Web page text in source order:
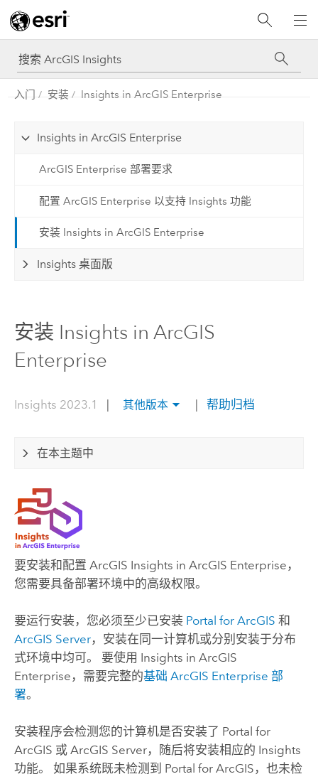
入门 安装 Insights in ArcGIS Enterprise
Insights in ArcGIS Enterprise
ArcGIS Enterprise 部署要求
配置 ArcGIS Enterprise 以支持 Insights 功能
安装 Insights in ArcGIS Enterprise
Insights 桌面版
安装 Insights in ArcGIS
Enterprise
Insights 2023.1 其他版本 帮助归档
在本主题中
要安装和配置 ArcGIS Insights in ArcGIS Enterprise ，
您需要具备部署环境中的高级权限。
要运行安装，您必须至少已安装 Portal for ArcGIS 和
ArcGIS Server，安装在同一计算机或分别安装于分布
式环境中均可。 要使用 Insights in ArcGIS
Enterprise ，需要完整的基础 ArcGIS Enterprise 部
署。
安装程序会检测您的计算机是否安装了 Portal for
ArcGIS 或 ArcGIS Server，随后将安装相应的 Insights
功能。 如果系统既未检测到 Portal for ArcGIS ，也未检